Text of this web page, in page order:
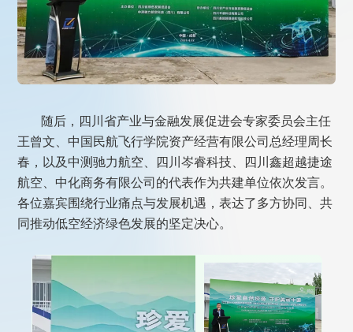
随后，四川省产业与金融发展促进会专家委员会主任
王曾文、中国民航飞行学院资产经营有限公司总经理周长
春，以及中测驰力航空、四川岑睿科技、四川鑫超越捷途
航空、中化商务有限公司的代表作为共建单位依次发言。
各位嘉宾围绕行业痛点与发展机遇，表达了多方协同、共
同推动低空经济绿色发展的坚定决心。